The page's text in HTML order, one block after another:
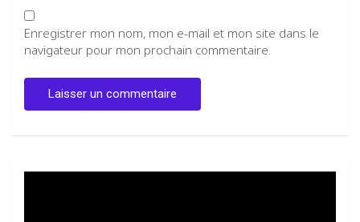
Enregistrer mon nom, mon e-mail et mon site dans le
navigateur pour mon prochain commentaire.